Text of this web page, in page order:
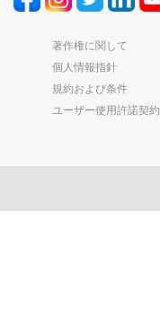
著作権に関して
個人情報指針
規約および条件
ユーザー使用許諾契約